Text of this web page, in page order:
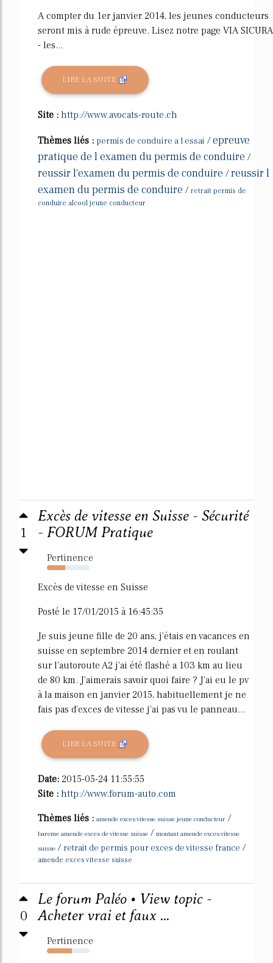
A compter du 1er janvier 2014, les jeunes conducteurs
seront mis à rude épreuve. Lisez notre page VIA SICURA
- les...
LIRE LA SUITE
Site : http://www.avocats-route.ch
Thèmes liés : permis de conduire a l essai /epreuve
pratique de l examen du permis de conduire /
reussir l'examen du permis de conduire /reussir l
examen du permis de conduire / retrait permis de
conduire alcool jeune conducteur
1
Excès de vitesse en Suisse - Sécurité
- FORUM Pratique
Pertinence
43%
Excès de vitesse en Suisse
Posté le 17/01/2015 à 16:45:35
Je suis jeune fille de 20 ans, j'étais en vacances en
suisse en septembre 2014 dernier et en roulant
sur l'autoroute A2 j'ai été flashé a 103 km au lieu
de 80 km. J'aimerais savoir quoi faire ? J'ai eu le pv
à la maison en janvier 2015, habituellement je ne
fais pas d'exces de vitesse j'ai pas vu le panneau...
LIRE LA SUITE
Date: 2015-05-24 11:55:55
Site : http://www.forum-auto.com
Thèmes liés : amende exces vitesse suisse jeune conducteur /
bareme amende exces de vitesse suisse / montant amende exces vitesse
suisse / retrait de permis pour exces de vitesse france /
amende exces vitesse suisse
0
Le forum Paléo • View topic -
Acheter vrai et faux ...
Pertinence
59%